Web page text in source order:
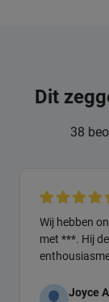
Dit
38
Wij hebben
met ***. Hij
Joyce